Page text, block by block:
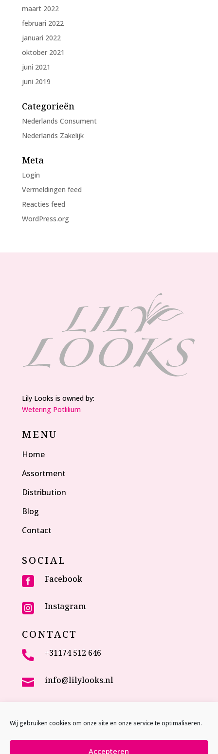
Wij gebruiken cookies om onze site en onze service te optimaliseren.
Accepteren
maart 2022
februari 2022
januari 2022
oktober 2021
juni 2021
juni 2019
Categorieën
Nederlands Consument
Nederlands Zakelijk
Meta
Login
Vermeldingen feed
Reacties feed
WordPress.org
Lily Looks is owned by:
Wetering Potlilium
MENU
Home
Assortment
Distribution
Blog
Contact
SOCIAL
 Facebook
 Instagram
CONTACT
 +31174 512 646
 info@lilylooks.nl
2635 NC Den Hoorn (ZH)